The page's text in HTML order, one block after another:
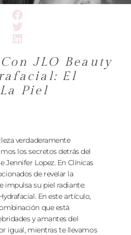
JLO Beauty
El
Piel
verdaderamente
los secretos detrás del
Jennifer Lopez. En Clínicas
de revelar la
impulsa su piel radiante:
En este artículo,
que está
y amantes del
igual, mientras te llevamos